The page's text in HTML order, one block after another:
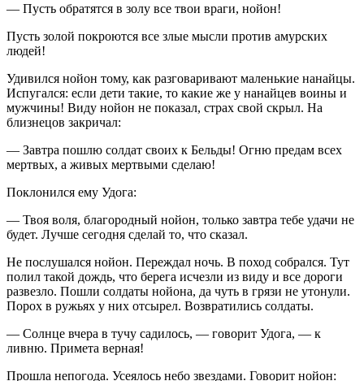
— Пусть обратятся в золу все твои враги, нойон!
Пусть золой покроются все злые мысли против амурских
людей!
Удивился нойон тому, как разговаривают маленькие нанайцы.
Испугался: если дети такие, то какие же у нанайцев воины и
мужчины! Виду нойон не показал, страх свой скрыл. На
близнецов закричал:
— Завтра пошлю солдат своих к Бельды! Огню предам всех
мертвых, а живых мертвыми сделаю!
Поклонился ему Удога:
— Твоя воля, благородный нойон, только завтра тебе удачи не
будет. Лучше сегодня сделай то, что сказал.
Не послушался нойон. Переждал ночь. В поход собрался. Тут
полил такой дождь, что берега исчезли из виду и все дороги
развезло. Пошли солдаты нойона, да чуть в грязи не утонули.
Порох в ружьях у них отсырел. Возвратились солдаты.
— Солнце вчера в тучу садилось, — говорит Удога, — к
ливню. Примета верная!
Прошла непогода. Усеялось небо звездами. Говорит нойон: